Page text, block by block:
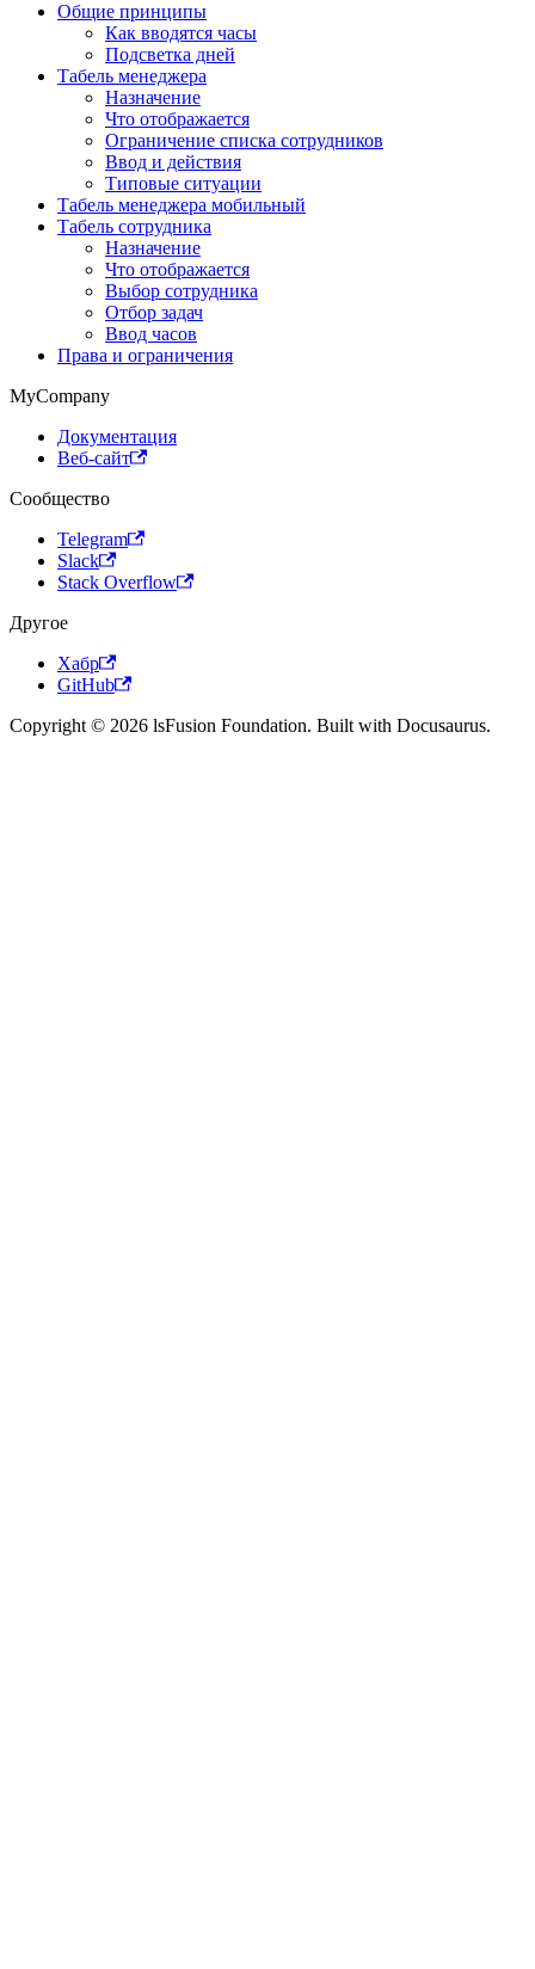
Общие принципы
Как вводятся часы
Подсветка дней
Табель менеджера
Назначение
Что отображается
Ограничение списка сотрудников
Ввод и действия
Типовые ситуации
Табель менеджера мобильный
Табель сотрудника
Назначение
Что отображается
Выбор сотрудника
Отбор задач
Ввод часов
Права и ограничения
MyCompany
Документация
Веб-сайт
Сообщество
Telegram
Slack
Stack Overflow
Другое
Хабр
GitHub
Copyright © 2026 lsFusion Foundation. Built with Docusaurus.